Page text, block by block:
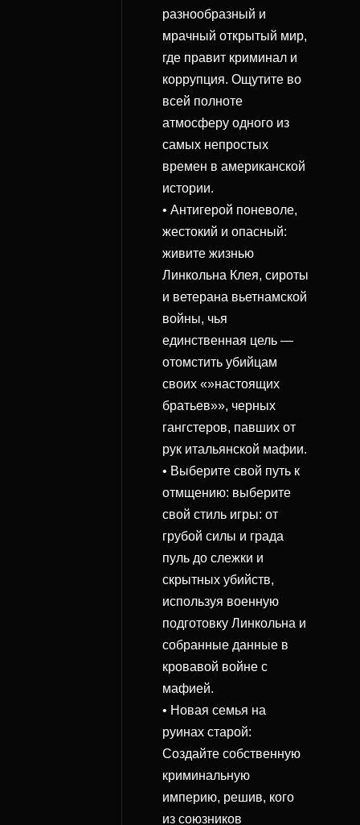
разнообразный и
мрачный открытый мир,
где правит криминал и
коррупция. Ощутите во
всей полноте
атмосферу одного из
самых непростых
времен в американской
истории.
• Антигерой поневоле,
жестокий и опасный:
живите жизнью
Линкольна Клея, сироты
и ветерана вьетнамской
войны, чья
единственная цель —
отомстить убийцам
своих «»настоящих
братьев»», черных
гангстеров, павших от
рук итальянской мафии.
• Выберите свой путь к
отмщению: выберите
свой стиль игры: от
грубой силы и града
пуль до слежки и
скрытных убийств,
используя военную
подготовку Линкольна и
собранные данные в
кровавой войне с
мафией.
• Новая семья на
руинах старой:
Создайте собственную
криминальную
империю, решив, кого
из союзников